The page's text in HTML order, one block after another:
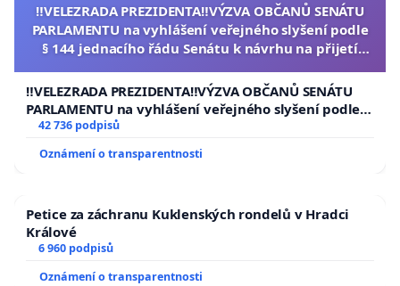
‼️VELEZRADA PREZIDENTA‼️VÝZVA OBČANŮ SENÁTU
PARLAMENTU na vyhlášení veřejného slyšení podle
§ 144 jednacího řádu Senátu k návrhu na přijetí
republiky
‼️VELEZRADA PREZIDENTA‼️VÝZVA OBČANŮ SENÁTU
PARLAMENTU na vyhlášení veřejného slyšení podle §
144 jednacího řádu Senátu k návrhu na přijetí
republiky
42 736 podpisů
Oznámení o transparentnosti
Petice za záchranu Kuklenských rondelů v Hradci
Králové
6 960 podpisů
Oznámení o transparentnosti